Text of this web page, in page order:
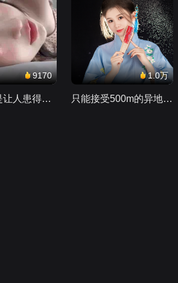
9170
异地恋总是让人患得患失。。。
1.0万
只能接受500m的异地恋，电动车没电了......